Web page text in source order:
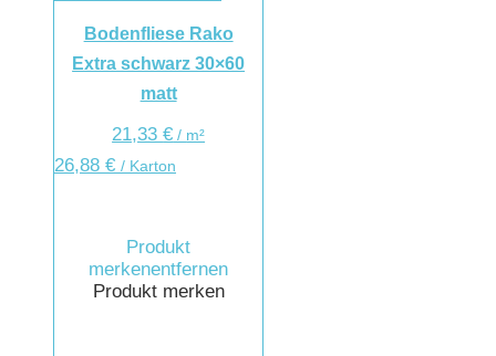
Bodenfliese Rako
Extra schwarz 30×60
matt
21,33€ / m²
26,88 € / Karton
Produkt
merkenentfernen
Produkt merken